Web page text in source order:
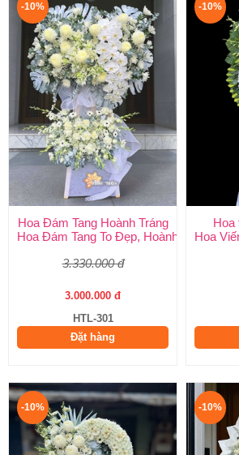
-10%
Hoa Đám Tang Hoành Tráng
Hoa Đám Tang To Đẹp, Hoành Tráng tại
3.330.000 đ
3.000.000 đ
HTL-301
Đặt hàng
-10%
Hoa
Hoa
-10% -10%